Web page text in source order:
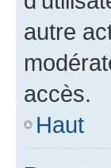
autre
accès.
Haut